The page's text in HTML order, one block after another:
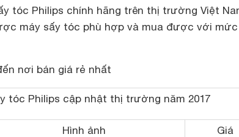
tóc Philips chính hãng trên thị trường Việt
máy sấy tóc phù hợp và mua được với
nơi bán giá rẻ nhất
tóc Philips cập nhật thị trường năm 2017
Hình ảnh Giá